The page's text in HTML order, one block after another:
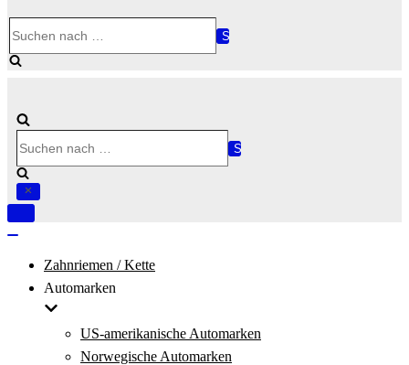
nach …
nach …
Navigation
Zahnriemen / Kette
Automarken
US-amerikanische Automarken
Norwegische Automarken